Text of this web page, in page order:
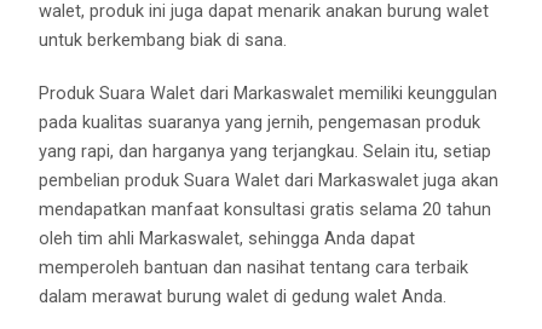
walet, produk ini juga dapat menarik anakan burung walet
untuk berkembang biak di sana.
Produk Suara Walet dari Markaswalet memiliki keunggulan
pada kualitas suaranya yang jernih, pengemasan produk
yang rapi, dan harganya yang terjangkau. Selain itu, setiap
pembelian produk Suara Walet dari Markaswalet juga akan
mendapatkan manfaat konsultasi gratis selama 20 tahun
oleh tim ahli Markaswalet, sehingga Anda dapat
memperoleh bantuan dan nasihat tentang cara terbaik
dalam merawat burung walet di gedung walet Anda.